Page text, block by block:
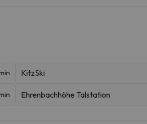
KitzSki
Ehrenbachhöhe Talstation